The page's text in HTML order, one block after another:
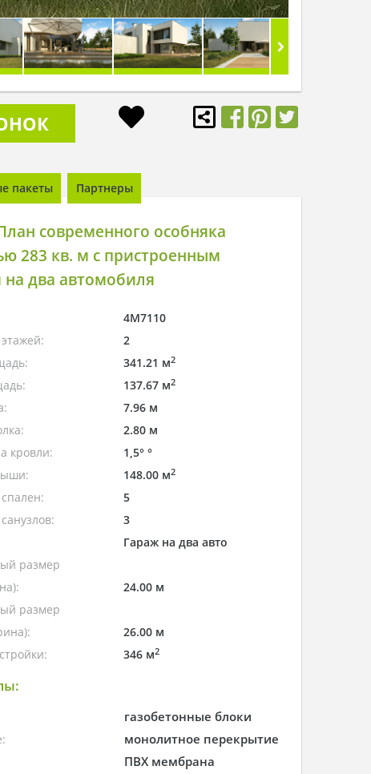
пакеты Партнеры
современного особняка
283 кв. м с пристроенным
два автомобиля
4M7110
2
341.21 м2
137.67 м2
7.96 м
2.80 м
кровли:
1,5° °
148.00 м2
5
3
Гараж на два авто
размер
24.00 м
размер
26.00 м
346 м2
газобетонные блоки
монолитное перекрытие
ПВХ мембрана